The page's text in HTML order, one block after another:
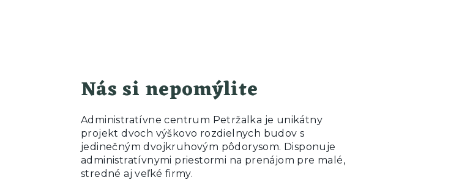
Nás si nepomýlite
Administratívne centrum Petržalka je unikátny
projekt dvoch výškovo rozdielnych budov s
jedinečným dvojkruhovým pôdorysom. Disponuje
administratívnymi priestormi na prenájom pre malé,
stredné aj veľké firmy.